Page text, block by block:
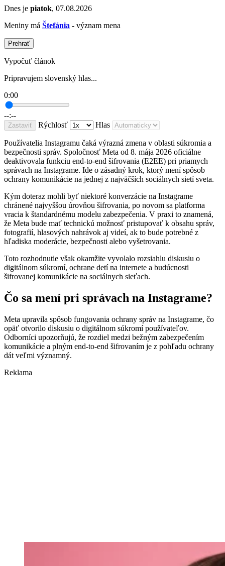
Dnes je piatok, 07.08.2026
Meniny má Štefánia - význam mena
Prehrať
Vypočuť článok
Pripravujem slovenský hlas...
0:00
--:--
Zastaviť Rýchlosť Hlas
Používatelia Instagramu čaká výrazná zmena v oblasti súkromia a
bezpečnosti správ. Spoločnosť Meta od 8. mája 2026 oficiálne
deaktivovala funkciu end-to-end šifrovania (E2EE) pri priamych
správach na Instagrame. Ide o zásadný krok, ktorý mení spôsob
ochrany komunikácie na jednej z najväčších sociálnych sietí sveta.
Kým doteraz mohli byť niektoré konverzácie na Instagrame
chránené najvyššou úrovňou šifrovania, po novom sa platforma
vracia k štandardnému modelu zabezpečenia. V praxi to znamená,
že Meta bude mať technickú možnosť pristupovať k obsahu správ,
fotografií, hlasových nahrávok aj videí, ak to bude potrebné z
hľadiska moderácie, bezpečnosti alebo vyšetrovania.
Toto rozhodnutie však okamžite vyvolalo rozsiahlu diskusiu o
digitálnom súkromí, ochrane detí na internete a budúcnosti
šifrovanej komunikácie na sociálnych sieťach.
Čo sa mení pri správach na Instagrame?
Meta upravila spôsob fungovania ochrany správ na Instagrame, čo
opäť otvorilo diskusiu o digitálnom súkromí používateľov.
Odborníci upozorňujú, že rozdiel medzi bežným zabezpečením
komunikácie a plným end-to-end šifrovaním je z pohľadu ochrany
dát veľmi významný.
Reklama